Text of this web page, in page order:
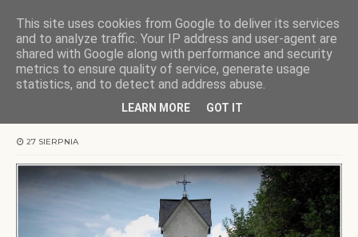
KOCHAMY WARMIĘ
Strona główna Warmia Kapliczki warmińskie: Dywity
Kapliczki warmińskie: Dywity
27 SIERPNIA
This site uses cookies from Google to deliver its services
and to analyze traffic. Your IP address and user-agent are
shared with Google along with performance and security
metrics to ensure quality of service, generate usage
statistics, and to detect and address abuse.
LEARN MORE GOT IT